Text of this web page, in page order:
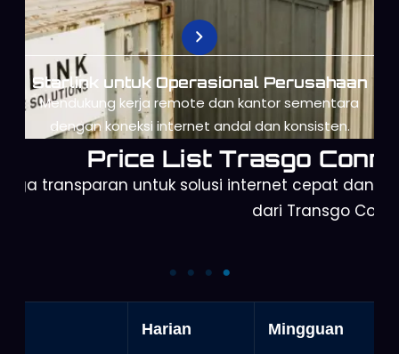
Starlink untuk Live Streaming
Internet Starlink berkecepatan tinggi untuk kebutuhan
siaran langsung dan produksi konten.
Price List Trasgo
transparan untuk solusi internet cepat dan
dari Transgo
Harian Mingguan